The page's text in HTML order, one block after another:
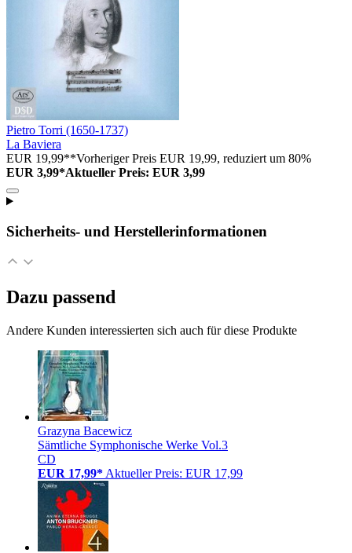
Pietro Torri (1650-1737)
La Baviera
EUR 19,99**Vorheriger Preis EUR 19,99, reduziert um 80%
EUR 3,99*Aktueller Preis: EUR 3,99
Sicherheits- und Herstellerinformationen
Dazu passend
Andere Kunden interessierten sich auch für diese Produkte
Grazyna Bacewicz
Sämtliche Symphonische Werke Vol.3
CD
EUR 17,99* Aktueller Preis: EUR 17,99